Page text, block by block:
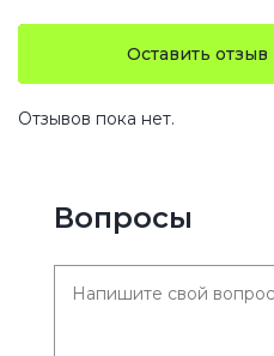
Оставить отзыв
Отзывов пока нет.
Вопросы